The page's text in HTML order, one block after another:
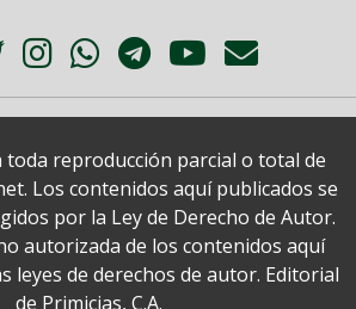
reproducción parcial o total de
Los contenidos aquí publicados se
por la Ley de Derecho de Autor.
autorizada de los contenidos aquí
leyes de derechos de autor. Editorial
de Primicias, C.A.